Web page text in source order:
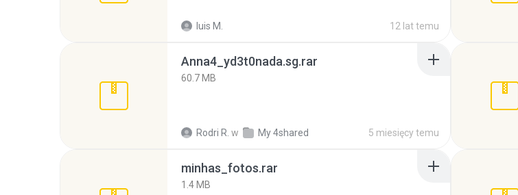
luis M. 12 lat temu
Anna4_yd3t0nada.sg.rar
60.7 MB
Rodri R. w My 4shared 5 miesięcy temu
minhas_fotos.rar
1.4 MB